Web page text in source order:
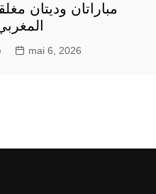
مباراتان وديتان
mai 6, 2026